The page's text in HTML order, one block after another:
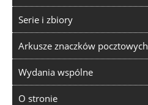
Serie i zbiory
Arkusze znaczków pocztowych
Wydania wspólne
O stronie